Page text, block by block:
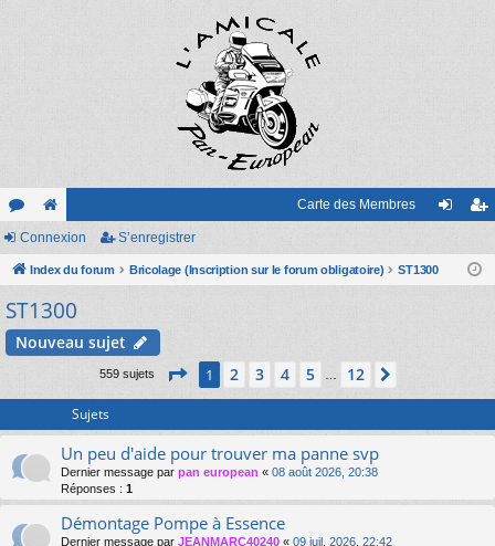
or
u
m
e
sit
e
Carte des Membres
ne nr
r
Connexion S’enregistrer
Index du forum Bricolage (Inscription sur le forum obligatoire) ST1300
ST1300
Nouveau sujet
559 sujets Page 1sur 12
1 2 3 4 5 12
Sujets
Un peu d'aide pour trouver ma panne svp
Dernier message par pan european « 08 août 2026, 20:38
Réponses : 1
Démontage Pompe à Essence
Dernier message par JEANMARC40240 « 09 juil. 2026, 22:42